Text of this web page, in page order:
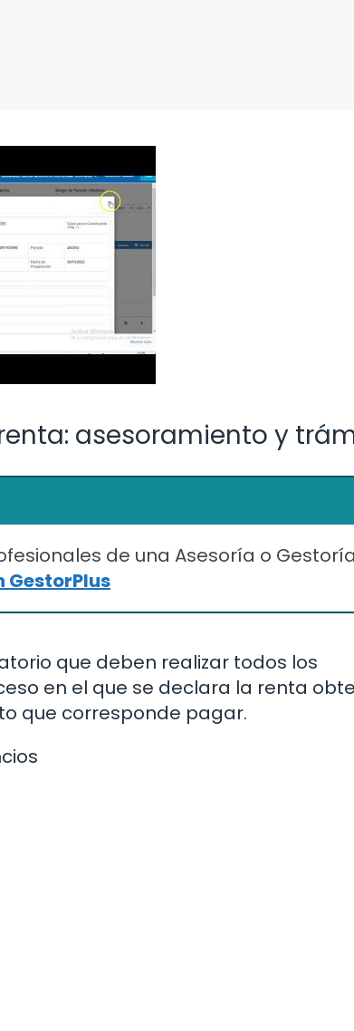
asesoramiento y
de una Asesoría o
que deben realizar todos los
en el que se declara la renta
que corresponde pagar.